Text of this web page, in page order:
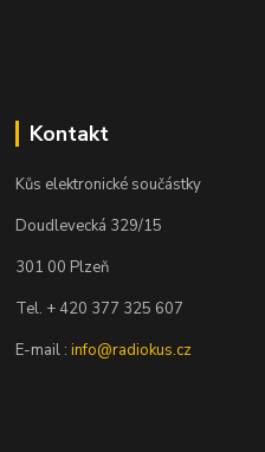
Kontakt
Kůs elektronické součástky
Doudlevecká 329/15
301 00 Plzeň
Tel. + 420 377 325 607
E-mail :info@radiokus.cz